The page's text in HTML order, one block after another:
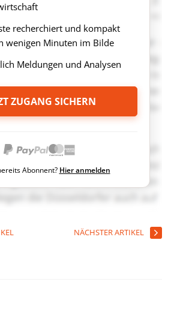
recherchiert und kompakt
wenigen Minuten im Bilde
Meldungen und Analysen
ZUGANG SICHERN
Abonnent? Hier anmelden
NÄCHSTER ARTIKEL